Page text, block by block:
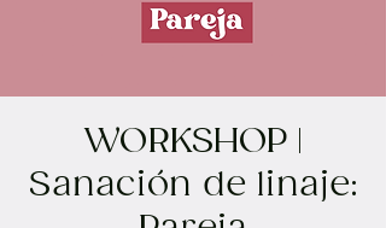
WORKSHOP |
Sanación de linaje: